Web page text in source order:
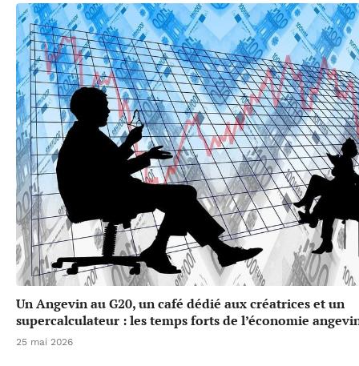
Un Angevin au G20, un café dédié aux créatrices et un
supercalculateur : les temps forts de l’économie
25 mai 2026